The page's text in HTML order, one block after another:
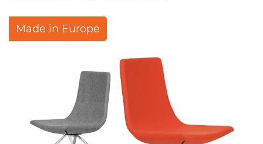
Made in Europe